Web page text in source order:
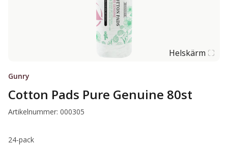
Helskärm
Gunry
Cotton Pads Pure Genuine 80st
Artikelnummer: 000305
24-pack